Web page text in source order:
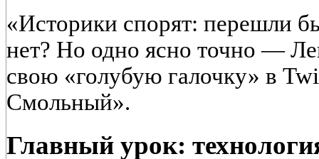
«Историки спорят: перешли
нет? Но одно ясно точно —
свою «голубую галочку» в
Смольный».
Главный урок: